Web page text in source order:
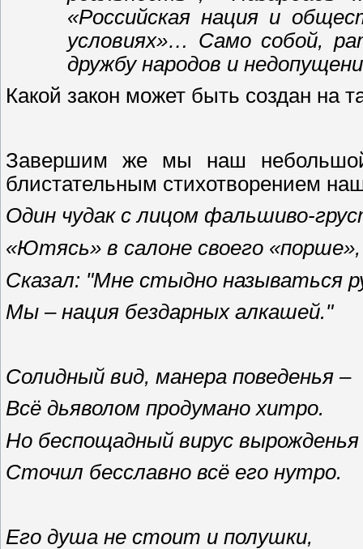
«Российская нация и
условиях»… Само собой,
дружбу народов и
Какой закон может быть создан на
Завершим же мы наш
блистательным стихотворением
Один чудак с лицом фальшиво-
«Ютясь» в салоне своего «порше»,
Сказал: "Мне стыдно называться
Мы – нация бездарных алкашей."
Солидный вид, манера поведенья –
Всё дьяволом продумано хитро.
Но беспощадный вирус вырожденья
Сточил бесславно всё его нутро.
Его душа не стоит и полушки,